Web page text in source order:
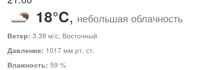
18°C, небольшая облачность
Ветер: 3.39 м/с, Восточный
Давление: 1017 мм рт. ст.
Влажность: 59 %